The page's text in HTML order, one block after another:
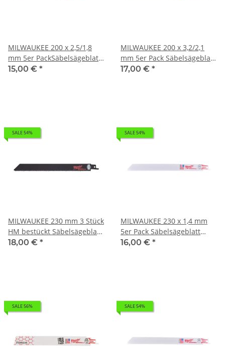
MILWAUKEE 200 x 2,5/1,8
mm 5er PackSäbelsägeblatt
General Purpose, flexibel I
15,00 € *
MILWAUKEE 200 x 3,2/2,1
mm 5er Pack Säbelsägeblatt
General Purpose, flexibel I
17,00 € *
SALE 54%
MILWAUKEE 230 mm 3 Stück
HM bestückt Säbelsägeblatt
I 0,126kg 48001430
18,00 € *
SALE 54%
MILWAUKEE 230 x 1,4 mm
5er Pack Säbelsägeblatt
Metall I 0,158kg 48005188
16,00 € *
SALE 56% SALE 54%